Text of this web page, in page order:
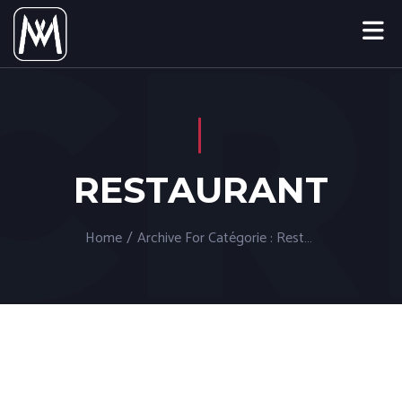
RESTAURANT
Home/Archive ForCatégorie : Restaurant